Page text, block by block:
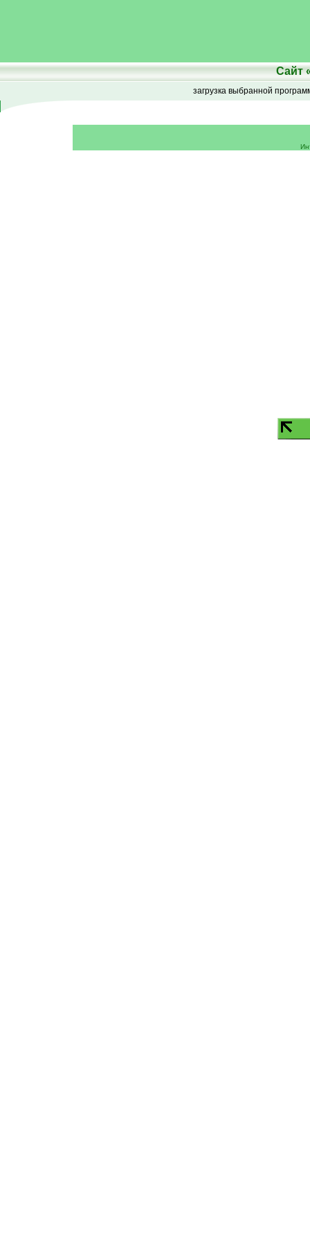
Сайт
загрузка выбранной